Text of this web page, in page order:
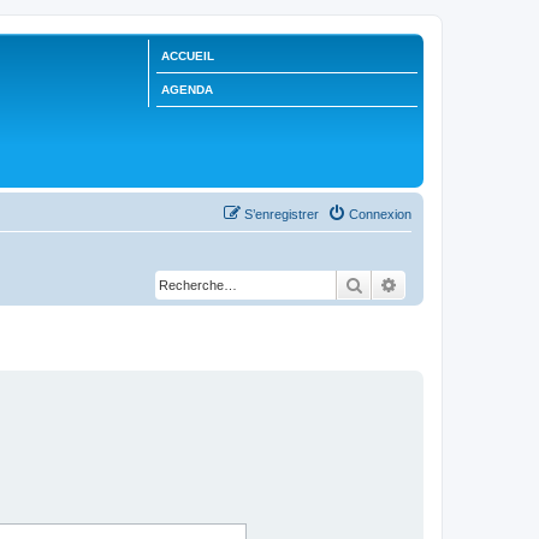
ACCUEIL
AGENDA
Connexion
S’enregistrer
Rechercher